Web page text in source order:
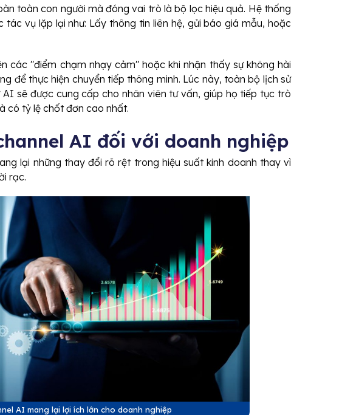
toàn con người mà đóng vai trò là bộ lọc hiệu quả. Hệ thống
vụ lặp lại như: Lấy thông tin liên hệ, gửi báo giá mẫu, hoặc
các "điểm chạm nhạy cảm" hoặc khi nhận thấy sự không hài
để thực hiện chuyển tiếp thông minh. Lúc này, toàn bộ lịch sử
sẽ được cung cấp cho nhân viên tư vấn, giúp họ tiếp tục trò
có tỷ lệ chốt đơn cao nhất.
AI đối với doanh nghiệp
lại những thay đổi rõ rệt trong hiệu suất kinh doanh thay vì
rạc.
AI mang lại lợi ích lớn cho doanh nghiệp